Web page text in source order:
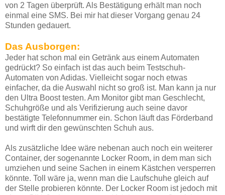
von 2 Tagen überprüft. Als Bestätigung erhält man noch
einmal eine SMS. Bei mir hat dieser Vorgang genau 24
Stunden gedauert.
Das Ausborgen:
Jeder hat schon mal ein Getränk aus einem Automaten
gedrückt? So einfach ist das auch beim Testschuh-
Automaten von Adidas. Vielleicht sogar noch etwas
einfacher, da die Auswahl nicht so groß ist. Man kann ja nur
den Ultra Boost testen. Am Monitor gibt man Geschlecht,
Schuhgröße und als Verifizierung auch seine davor
bestätigte Telefonnummer ein. Schon läuft das Förderband
und wirft dir den gewünschten Schuh aus.
Als zusätzliche Idee wäre nebenan auch noch ein weiterer
Container, der sogenannte Locker Room, in dem man sich
umziehen und seine Sachen in einem Kästchen versperren
könnte. Toll wäre ja, wenn man die Laufschuhe gleich auf
der Stelle probieren könnte. Der Locker Room ist jedoch mit